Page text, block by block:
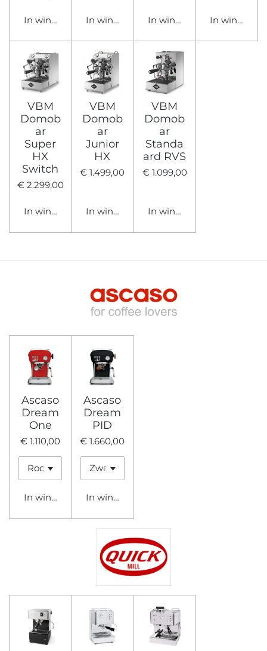
In winkelwagenIn winkelwagenIn winkelwagen
In
VBM
Domob
ar
Super
HX
Switch
€ 2.299,00
In winkelwagen
VBM
Domob
ar
Junior
HX
€ 1.499,00
In winkelwagen
VBM
Domob
ar
Standa
ard RVS
€ 1.099,00
In winkelwagen
Ascaso
Dream
One
€ 1.110,00
In winkelwagen
Ascaso
Dream
PID
€ 1.660,00
In winkelwagen